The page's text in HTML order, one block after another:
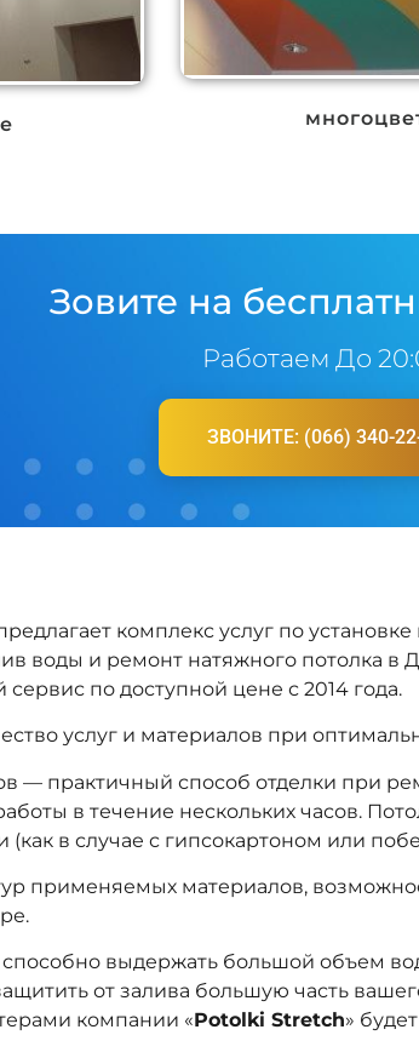
Зовите на
Работаем До
ЗВОНИТЕ: (066) 340-
комплекс услуг по
воды и ремонт натяжного потолка
по доступной цене с 2014 года.
услуг и материалов при
— практичный способ отделки при
в течение нескольких часов.
в случае с гипсокартоном или
применяемых материалов,
выдержать большой объем
от залива большую часть
компании «Potolki Stretch»